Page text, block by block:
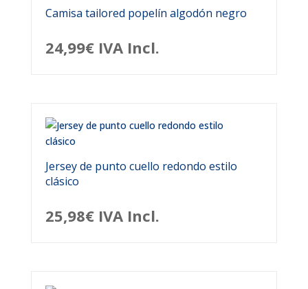
Camisa tailored popelín algodón negro
24,99€ IVA Incl.
Jersey de punto cuello redondo estilo
clásico
25,98€ IVA Incl.